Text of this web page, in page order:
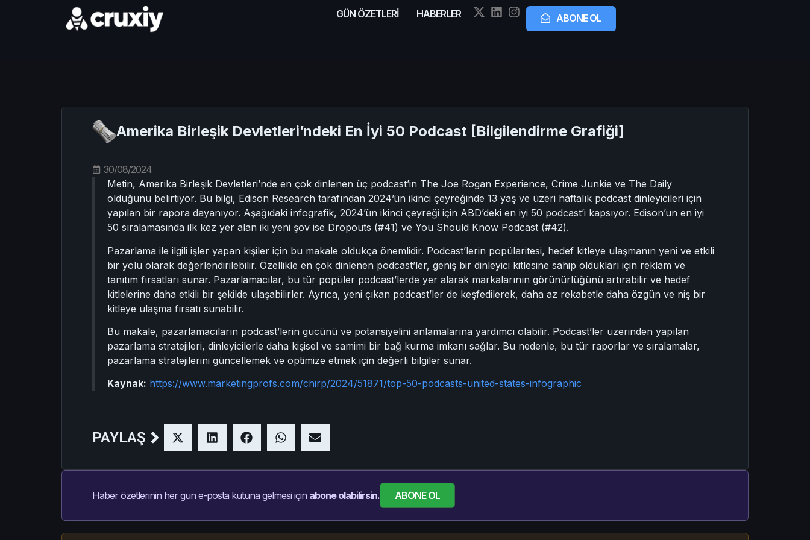
GÜN ÖZETLERİ HABERLER ABONE OL
Amerika Birleşik Devletleri’ndeki En İyi 50 Podcast [Bilgilendirme Grafiği]
30/08/2024
Metin, Amerika Birleşik Devletleri’nde en çok dinlenen üç podcast’in The Joe Rogan Experience, Crime Junkie ve The Daily
olduğunu belirtiyor. Bu bilgi, Edison Research tarafından 2024’ün ikinci çeyreğinde 13 yaş ve üzeri haftalık podcast dinleyicileri için
yapılan bir rapora dayanıyor. Aşağıdaki infografik, 2024’ün ikinci çeyreği için ABD’deki en iyi 50 podcast’i kapsıyor. Edison’un en iyi
50 sıralamasında ilk kez yer alan iki yeni şov ise Dropouts (#41) ve You Should Know Podcast (#42).
Pazarlama ile ilgili işler yapan kişiler için bu makale oldukça önemlidir. Podcast’lerin popülaritesi, hedef kitleye ulaşmanın yeni ve etkili
bir yolu olarak değerlendirilebilir. Özellikle en çok dinlenen podcast’ler, geniş bir dinleyici kitlesine sahip oldukları için reklam ve
tanıtım fırsatları sunar. Pazarlamacılar, bu tür popüler podcast’lerde yer alarak markalarının görünürlüğünü artırabilir ve hedef
kitlelerine daha etkili bir şekilde ulaşabilirler. Ayrıca, yeni çıkan podcast’ler de keşfedilerek, daha az rekabetle daha özgün ve niş bir
kitleye ulaşma fırsatı sunabilir.
Bu makale, pazarlamacıların podcast’lerin gücünü ve potansiyelini anlamalarına yardımcı olabilir. Podcast’ler üzerinden yapılan
pazarlama stratejileri, dinleyicilerle daha kişisel ve samimi bir bağ kurma imkanı sağlar. Bu nedenle, bu tür raporlar ve sıralamalar,
pazarlama stratejilerini güncellemek ve optimize etmek için değerli bilgiler sunar.
Kaynak: https://www.marketingprofs.com/chirp/2024/51871/top-50-podcasts-united-states-infographic
PAYLAŞ
Haber özetlerinin her gün e-posta kutuna gelmesi için abone olabilirsin. ABONE OL